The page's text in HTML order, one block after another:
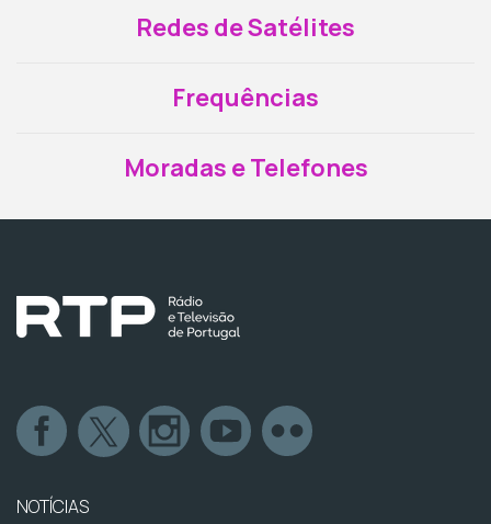
Redes de Satélites
Frequências
Moradas e Telefones
NOTÍCIAS